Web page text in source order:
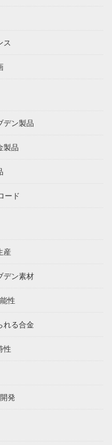
ス
デン製品
製品
ード
産
デン素材
性
れる合金
性
発